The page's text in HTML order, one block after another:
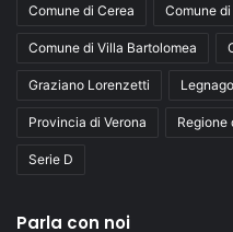
Comune di Cerea Comune
Comune di Villa Bartolomea
Graziano Lorenzetti Legnago
Provincia di Verona Regione
Serie D
Parla con noi